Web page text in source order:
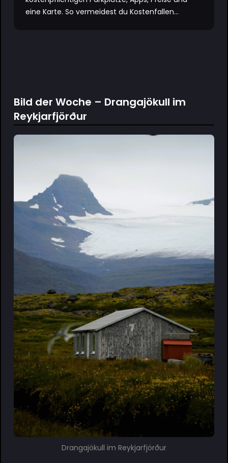
eine Karte. So vermeidest du Kostenfallen...
Bild der Woche – Drangajökull im
Reykjarfjörður
Drangajökull im Reykjarfjörður